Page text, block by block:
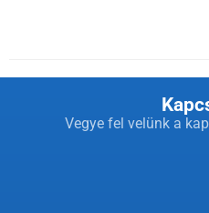
Vegye fel velünk a